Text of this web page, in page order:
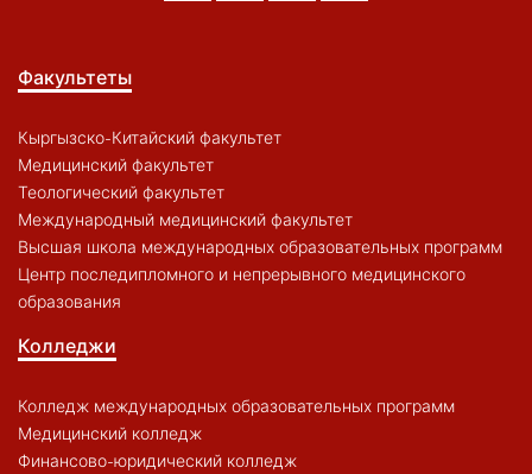
Факультеты
Кыргызско-Китайский факультет
Медицинский факультет
Теологический факультет
Международный медицинский факультет
Высшая школа международных образовательных программ
Центр последипломного и непрерывного медицинского
образования
Колледжи
Колледж международных образовательных программ
Медицинский колледж
Финансово-юридический колледж